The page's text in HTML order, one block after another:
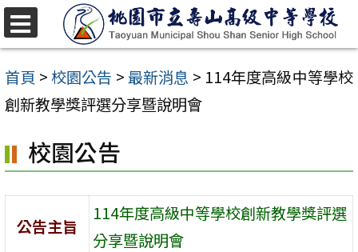
跳
至
主
要
容
區
首頁 >校園公告 >最新消息 > 114年度高級中等學校
創新教學獎評選分享暨說明會
校園公告
公告主旨
114年度高級中等學校創新教學獎評選
分享暨說明會
選
單